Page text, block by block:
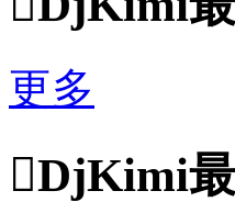
更多
DjKimi